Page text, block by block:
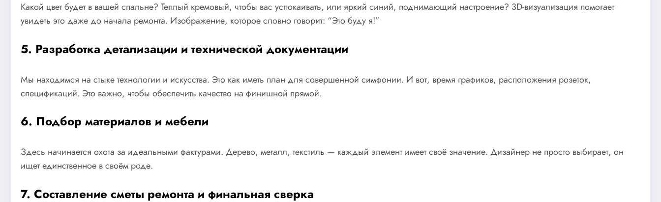
Какой цвет будет в вашей спальне? Теплый кремовый, чтобы вас успокаивать, или яркий синий, поднимающий настроение? 3D-визуализация помогает
увидеть это даже до начала ремонта. Изображение, которое словно говорит: “Это буду я!”
5. Разработка детализации и технической документации
Мы находимся на стыке технологии и искусства. Это как иметь план для совершенной симфонии. И вот, время графиков, расположения розеток,
спецификаций. Это важно, чтобы обеспечить качество на финишной прямой.
6. Подбор материалов и мебели
Здесь начинается охота за идеальными фактурами. Дерево, металл, текстиль — каждый элемент имеет своё значение. Дизайнер не просто выбирает, он
ищет единственное в своём роде.
7. Составление сметы ремонта и финальная сверка